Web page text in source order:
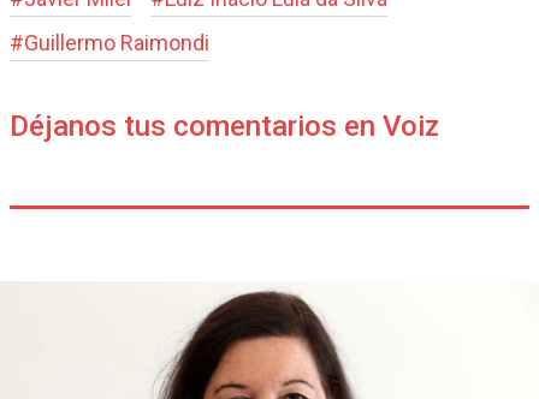
#Guillermo Raimondi
Déjanos tus comentarios en Voiz